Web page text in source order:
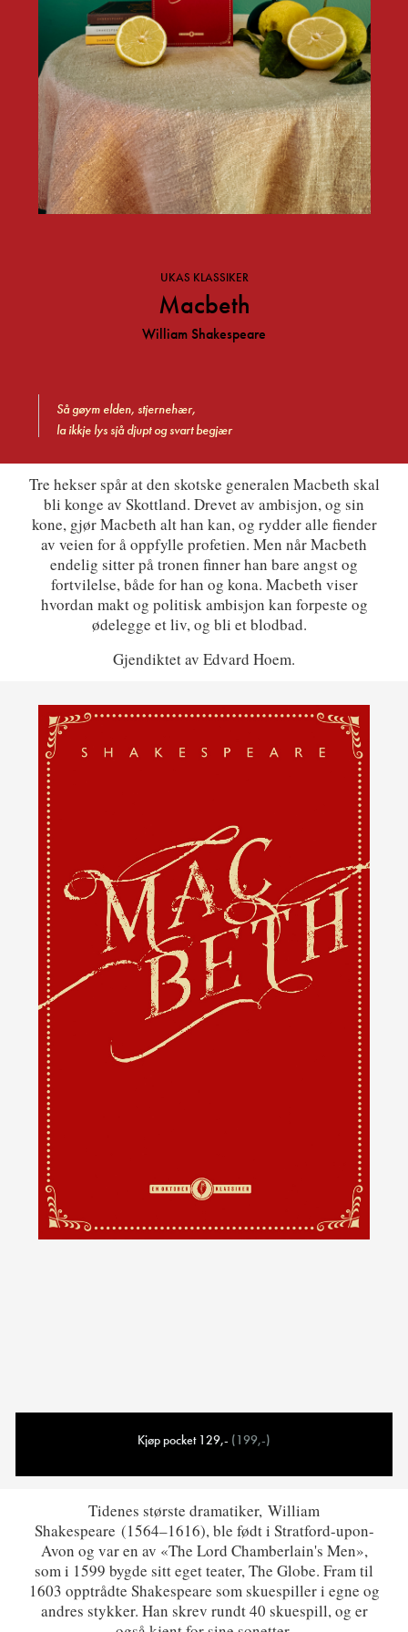
UKAS KLASSIKER
Macbeth
William Shakespeare
Så gøym elden, stjernehær,
la ikkje lys sjå djupt og svart begjær
Tre hekser spår at den skotske generalen Macbeth skal
bli konge av Skottland. Drevet av ambisjon, og sin
kone, gjør Macbeth alt han kan, og rydder alle fiender
av veien for å oppfylle profetien. Men når Macbeth
endelig sitter på tronen finner han bare angst og
fortvilelse, både for han og kona. Macbeth viser
hvordan makt og politisk ambisjon kan forpeste og
ødelegge et liv, og bli et blodbad.
Gjendiktet av Edvard Hoem.
Kjøp pocket 129,- (199,-)
Tidenes største dramatiker, William
Shakespeare (1564–1616), ble født i Stratford-upon-
Avon og var en av «The Lord Chamberlain's Men»,
som i 1599 bygde sitt eget teater, The Globe. Fram til
1603 opptrådte Shakespeare som skuespiller i egne og
andres stykker. Han skrev rundt 40 skuespill, og er